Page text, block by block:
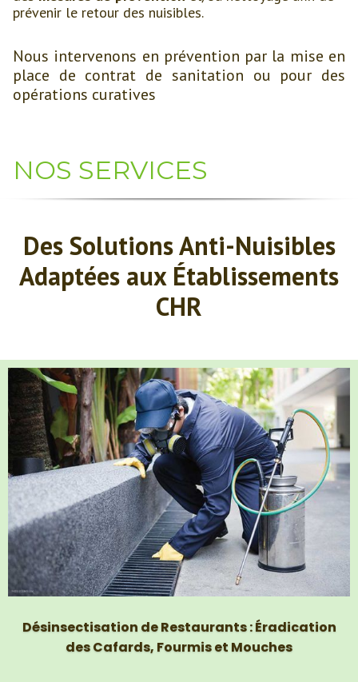
prévenir le retour des nuisibles.
Nous intervenons en prévention par la mise en
place de contrat de sanitation ou pour des
opérations curatives
NOS SERVICES
Des Solutions Anti-Nuisibles
Adaptées aux Établissements
CHR
Désinsectisation de Restaurants : Éradication
des Cafards, Fourmis et Mouches